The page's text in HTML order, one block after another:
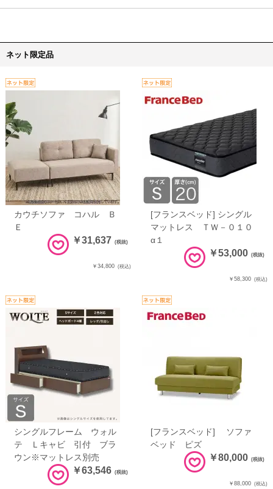
ネット限定品
カウチソファ コハル Ｂ
Ｅ
￥31,637 (税抜)
￥34,800 (税込)
[フランスベッド] シングル
マットレス ＴＷ－０１０
α１
￥53,000 (税抜)
￥58,300 (税込)
シングルフレーム ウォル
テ Ｌキャビ 引付 ブラ
ウン※マットレス別売
￥63,546 (税抜)
[フランスベッド] ソファ
ベッド ピズ
￥80,000 (税抜)
￥88,000 (税込)